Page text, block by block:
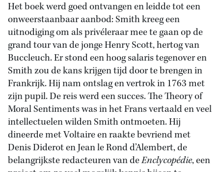
Het boek werd goed ontvangen en leidde tot een
onweerstaanbaar aanbod: Smith kreeg een
uitnodiging om als privéleraar mee te gaan op de
grand tour van de jonge Henry Scott, hertog van
Buccleuch. Er stond een hoog salaris tegenover en
Smith zou de kans krijgen tijd door te brengen in
Frankrijk. Hij nam ontslag en vertrok in 1763 met
zijn pupil. De reis werd een succes. The Theory of
Moral Sentiments was in het Frans vertaald en veel
intellectuelen wilden Smith ontmoeten. Hij
dineerde met Voltaire en raakte bevriend met
Denis Diderot en Jean le Rond d’Alembert, de
belangrijkste redacteuren van deEnclycopédie, een